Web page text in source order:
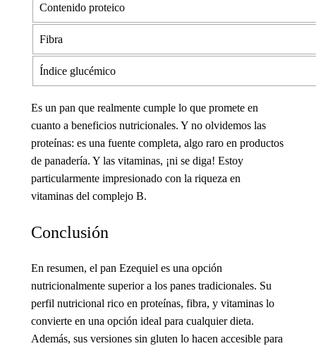
Contenido proteico
Fibra
Índice glucémico
Es un pan que realmente cumple lo que promete en
cuanto a beneficios nutricionales. Y no olvidemos las
proteínas: es una fuente completa, algo raro en productos
de panadería. Y las vitaminas, ¡ni se diga! Estoy
particularmente impresionado con la riqueza en
vitaminas del complejo B.
Conclusión
En resumen, el pan Ezequiel es una opción
nutricionalmente superior a los panes tradicionales. Su
perfil nutricional rico en proteínas, fibra, y vitaminas lo
convierte en una opción ideal para cualquier dieta.
Además, sus versiones sin gluten lo hacen accesible para